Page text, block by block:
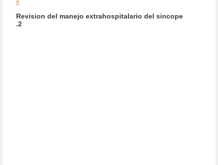
»
Revision del manejo extrahospitalario del sincope
.2